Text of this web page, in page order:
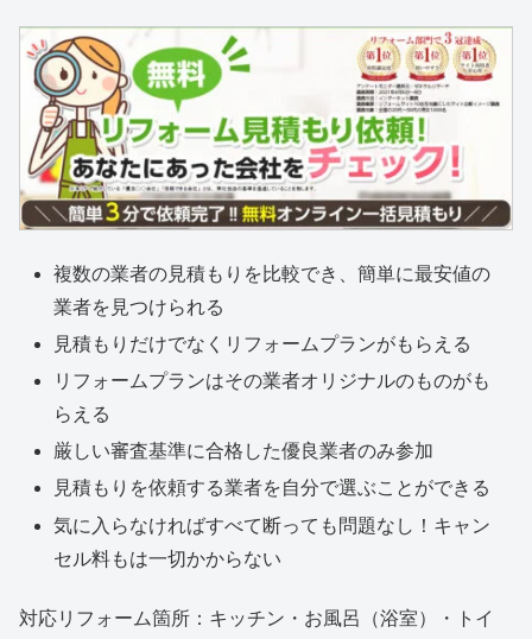
複数の業者の見積もりを比較でき、簡単に最安値の
業者を見つけられる
見積もりだけでなくリフォームプランがもらえる
リフォームプランはその業者オリジナルのものがも
らえる
厳しい審査基準に合格した優良業者のみ参加
見積もりを依頼する業者を自分で選ぶことができる
気に入らなければすべて断っても問題なし！キャン
セル料もは一切かからない
対応リフォーム箇所：キッチン・お風呂（浴室）・トイ